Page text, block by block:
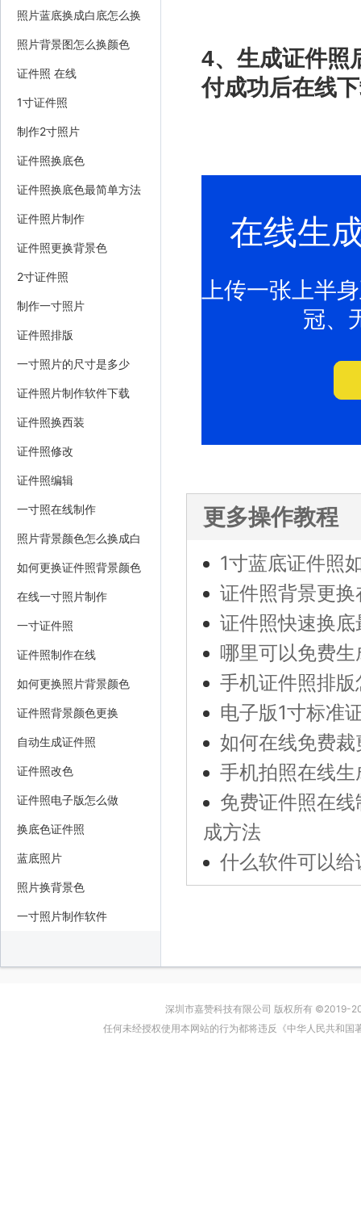
照片蓝底换成白底怎么换
照片背景图怎么换颜色
证件照 在线
1寸证件照
制作2寸照片
证件照换底色
证件照换底色最简单方法
证件照片制作
证件照更换背景色
2寸证件照
制作一寸照片
证件照排版
一寸照片的尺寸是多少
证件照片制作软件下载
证件照换西装
证件照修改
证件照编辑
一寸照在线制作
照片背景颜色怎么换成白
色
如何更换证件照背景颜色
在线一寸照片制作
一寸证件照
证件照制作在线
如何更换照片背景颜色
证件照背景颜色更换
自动生成证件照
证件照改色
证件照电子版怎么做
换底色证件照
蓝底照片
照片换背景色
一寸照片制作软件
4、生成证件照
付成功后在线
在线生
上传一张上半
冠、
更多操作教程
1寸蓝底证件照
证件照背景更
证件照快速换
哪里可以免费
手机证件照排
电子版1寸标准
如何在线免费
手机拍照在线
免费证件照在
成方法
什么软件可以
深圳市嘉赞科技有限公司 版权所有 ©2019-
任何未经授权使用本网站的行为都将违反《中华人民共和